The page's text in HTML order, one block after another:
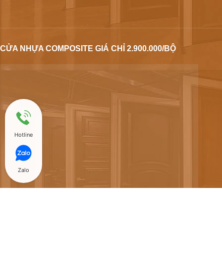
CỬA NHỰA COMPOSITE GIÁ CHỈ 2.900.000/BỘ
Hotline
Zalo